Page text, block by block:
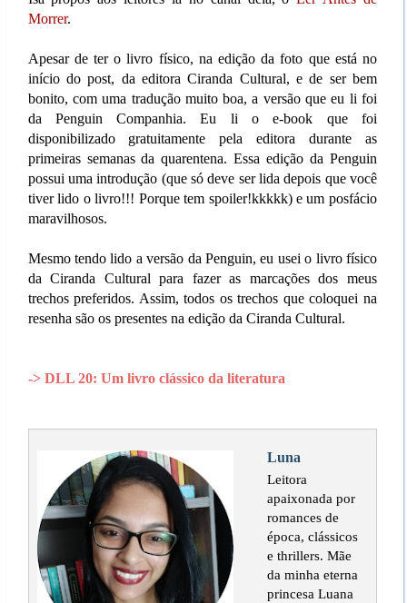
Morrer.
Apesar de ter o livro físico, na edição da foto que está no
início do post, da editora Ciranda Cultural, e de ser bem
bonito, com uma tradução muito boa, a versão que eu li foi
da Penguin Companhia. Eu li o e-book que foi
disponibilizado gratuitamente pela editora durante as
primeiras semanas da quarentena. Essa edição da Penguin
possui uma introdução (que só deve ser lida depois que você
tiver lido o livro!!! Porque tem spoiler!kkkkk) e um posfácio
maravilhosos.
Mesmo tendo lido a versão da Penguin, eu usei o livro físico
da Ciranda Cultural para fazer as marcações dos meus
trechos preferidos. Assim, todos os trechos que coloquei na
resenha são os presentes na edição da Ciranda Cultural.
-> DLL 20: Um livro clássico da literatura
Luna
Leitora
apaixonada por
romances de
época, clássicos
e thrillers. Mãe
da minha eterna
princesa Luana